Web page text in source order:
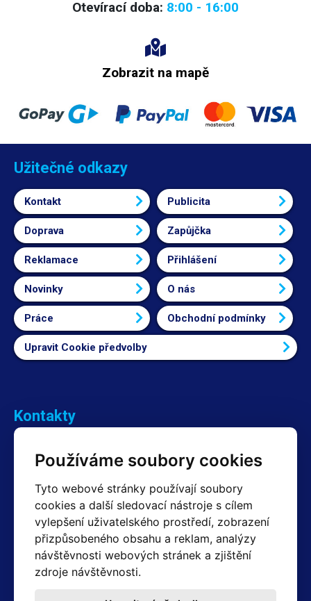
Používáme soubory cookies
Tyto webové stránky používají soubory
cookies a další sledovací nástroje s cílem
vylepšení uživatelského prostředí, zobrazení
přizpůsobeného obsahu a reklam, analýzy
návštěvnosti webových stránek a zjištění
zdroje návštěvnosti.
Otevírací doba: 8:00 - 16:00
Zobrazit na mapě
Užitečné odkazy
Kontakt Publicita
Doprava Zapůjčka
Reklamace Přihlášení
Novinky O nás
Práce Obchodní podmínky
Upravit Cookie předvolby
Kontakty
+420 603 357 606 +420 605 234 204
Fakturační a expediční oddělení
+420 605 259 759 (Po–Pá: 7:30 – 15:00)
Technické oddělení
+420 603 355 085 (Po–Pá: 8:00 – 16:00)
servis@hotair.cz